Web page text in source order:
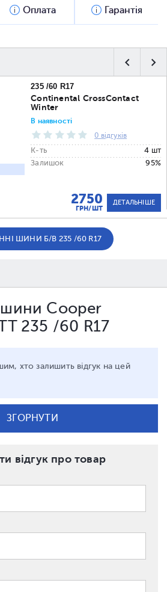
Оплата Гарантія
235 /60 R17
Continental CrossContact
Winter
В наявності
0 відгуків
К-ть
4 шт
Залишок
95%
2750
ГРН/ШТ
ДЕТАЛЬНІШЕ
ШИНИ Б/В 235 /60 R17
шини Cooper
235 /60 R17
хто залишить відгук на цей
ЗГОРНУТИ
відгук про товар